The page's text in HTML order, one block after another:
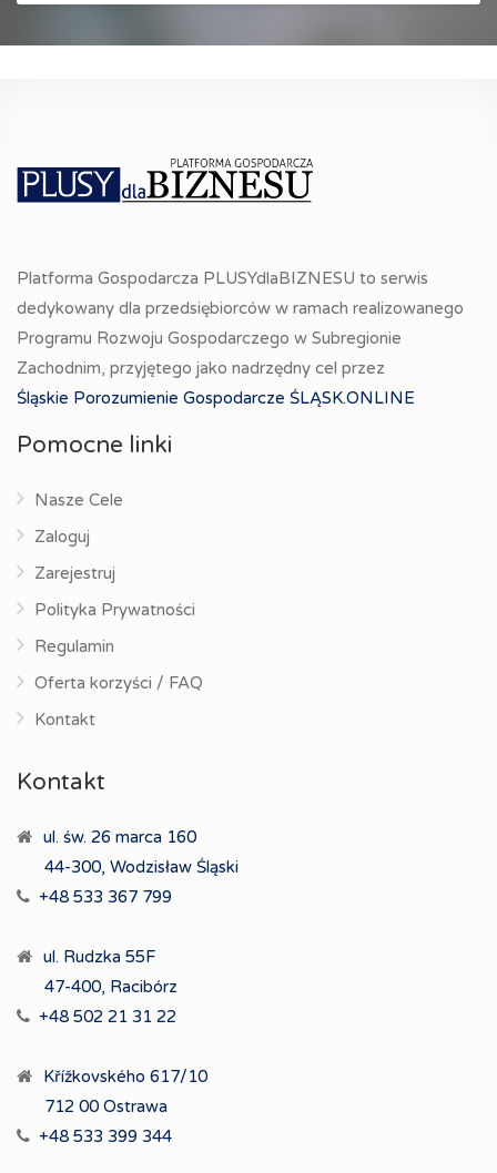
Platforma Gospodarcza PLUSYdlaBIZNESU to serwis
dedykowany dla przedsiębiorców w ramach realizowanego
Programu Rozwoju Gospodarczego w Subregionie
Zachodnim, przyjętego jako nadrzędny cel przez
Śląskie Porozumienie Gospodarcze ŚLĄSK.ONLINE
Pomocne linki
Nasze Cele
Zaloguj
Zarejestruj
Polityka Prywatności
Regulamin
Oferta korzyści / FAQ
Kontakt
Kontakt
ul. św. 26 marca 160
44-300, Wodzisław Śląski
+48 533 367 799
ul. Rudzka 55F
47-400, Racibórz
+48 502 21 31 22
Křížkovského 617/10
712 00 Ostrawa
+48 533 399 344